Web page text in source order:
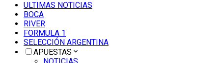
ULTIMAS NOTICIAS
BOCA
RIVER
FORMULA 1
SELECCIÓN ARGENTINA
APUESTAS